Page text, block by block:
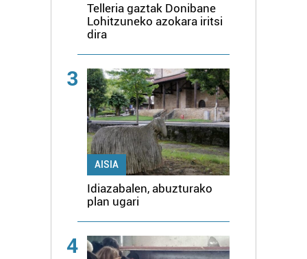
Telleria gaztak Donibane
Lohitzuneko azokara iritsi
dira
3
AISIA
Idiazabalen, abuzturako
plan ugari
4